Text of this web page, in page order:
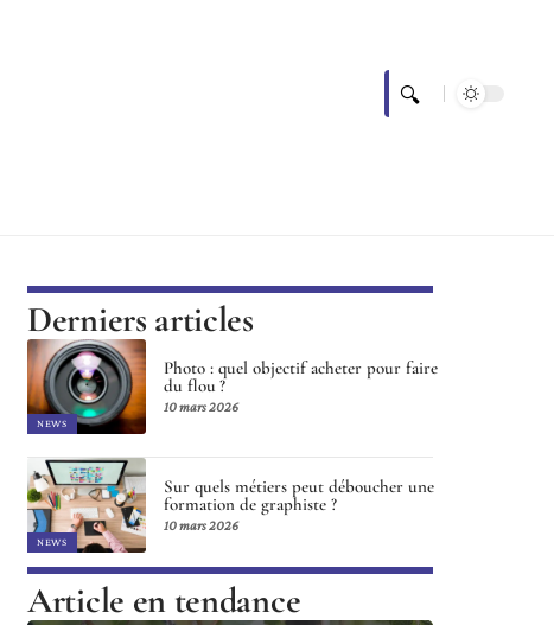
Derniers articles
NEWS
Photo : quel objectif acheter pour faire
du flou ?
10 mars 2026
NEWS
Sur quels métiers peut déboucher une
formation de graphiste ?
10 mars 2026
Article en tendance